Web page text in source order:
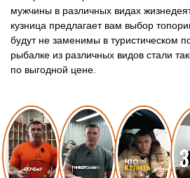
мужчины в различных видах
кузница предлагает вам выбор
будут не заменимы в туристическом
рыбалке из различных видов стали
по выгодной цене.